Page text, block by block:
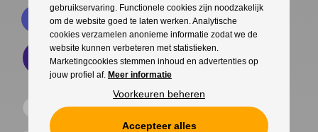
Contacteer ons
gebruikservaring. Functionele cookies zijn noodzakelijk
om de website goed te laten werken. Analytische
cookies verzamelen anonieme informatie zodat we de
website kunnen verbeteren met statistieken.
Marketingcookies stemmen inhoud en advertenties op
jouw profiel af. Meer informatie
Voorkeuren beheren
Accepteer alles